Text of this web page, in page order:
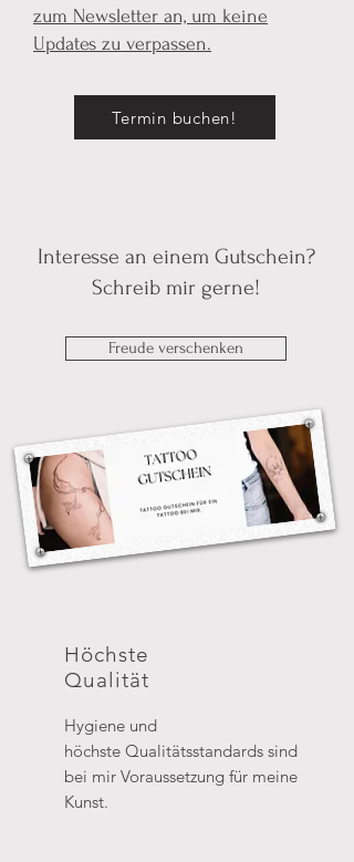
zum Newsletter an, um keine
Updates zu verpassen.
Termin buchen!
Interesse an einem Gutschein?
Schreib mir gerne!
Freude verschenken
Höchste
Qualität
Hygiene und
höchste Qualitätsstandards sind
bei mir Voraussetzung für meine
Kunst.